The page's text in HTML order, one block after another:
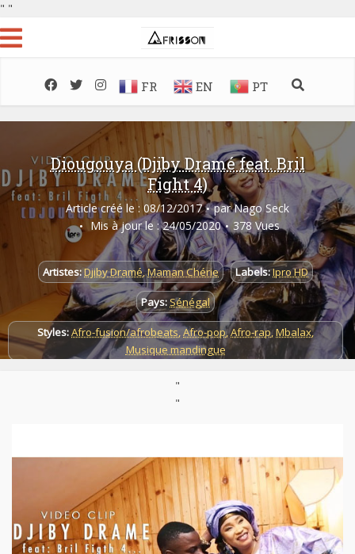
" "
FR EN PT
Diougouya (Djiby Dramé feat. Bril
Fight 4)
Article créé le : 08/12/2017 par Nago Seck
Mis à jour le : 24/05/2020
378 Vues
Artistes:Djiby Dramé,Maman Chérie Labels:Ipro HD
Pays:Sénégal
Styles:Afro-fusion/afrobeats,Afro-pop,Afro-rap,Mbalax,
Musique mandingue
Parution :
"
"